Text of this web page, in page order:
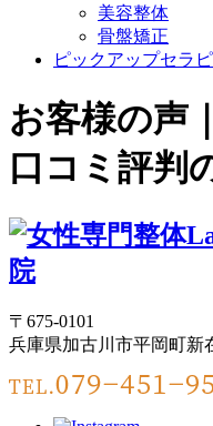
美容整体
骨盤矯正
ピックアップセラ
お客様の声
口コミ評判
〒675-0101
兵庫県加古川市平岡町新